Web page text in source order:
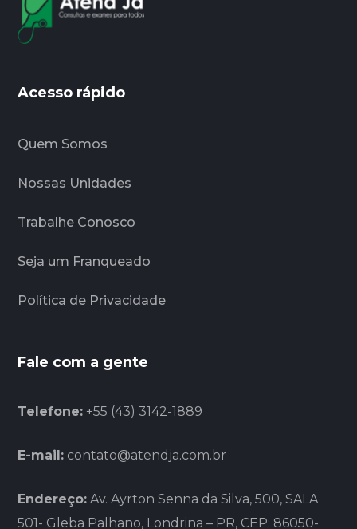
Acesso rápido
Quem Somos
Nossas Unidades
Trabalhe Conosco
Seja um Franqueado
Política de Privacidade
Fale com a gente
Telefone: +55 (43) 3142-1889
E-mail: contato@atendja.com.br
Endereço: Av. Ayrton Senna da Silva, 500, SALA
501- Gleba Palhano, Londrina – PR, CEP: 86050-